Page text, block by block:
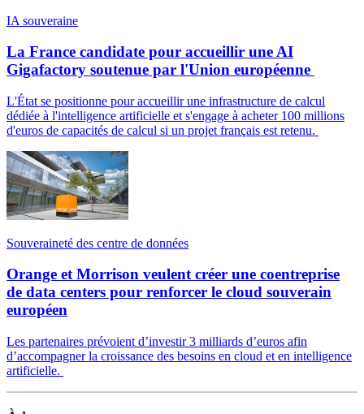
IA souveraine
La France candidate pour accueillir une AI
Gigafactory soutenue par l'Union européenne
L'État se positionne pour accueillir une infrastructure de calcul
dédiée à l'intelligence artificielle et s'engage à acheter 100 millions
d'euros de capacités de calcul si un projet français est retenu.
Souveraineté des centre de données
Orange et Morrison veulent créer une coentreprise
de data centers pour renforcer le cloud souverain
européen
Les partenaires prévoient d’investir 3 milliards d’euros afin
d’accompagner la croissance des besoins en cloud et en intelligence
artificielle.